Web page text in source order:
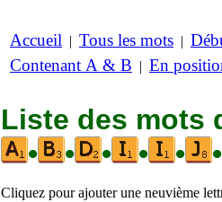
Accueil | Tous les mots |
Contenant A & B | En
Liste des mots
•
• • • • •
Cliquez pour ajouter une neuvième